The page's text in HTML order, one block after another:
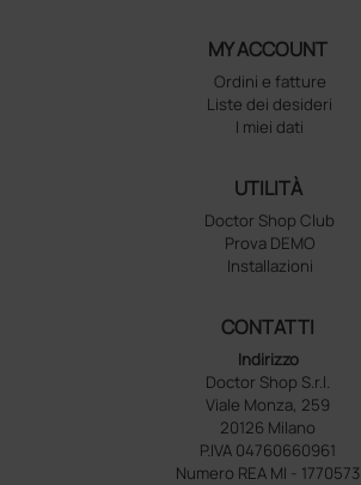
MY ACCOUNT
Ordini e fatture
Liste dei desideri
I miei dati
UTILITÀ
Doctor Shop Club
Prova DEMO
Installazioni
CONTATTI
Indirizzo
Doctor Shop S.r.l.
Viale Monza, 259
20126 Milano
P.IVA 04760660961
Numero REA MI - 1770573